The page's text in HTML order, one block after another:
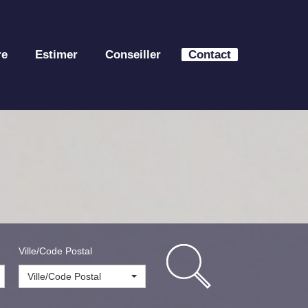
Estimer Conseiller Contact
Ville/Code Postal
Ville/Code Postal